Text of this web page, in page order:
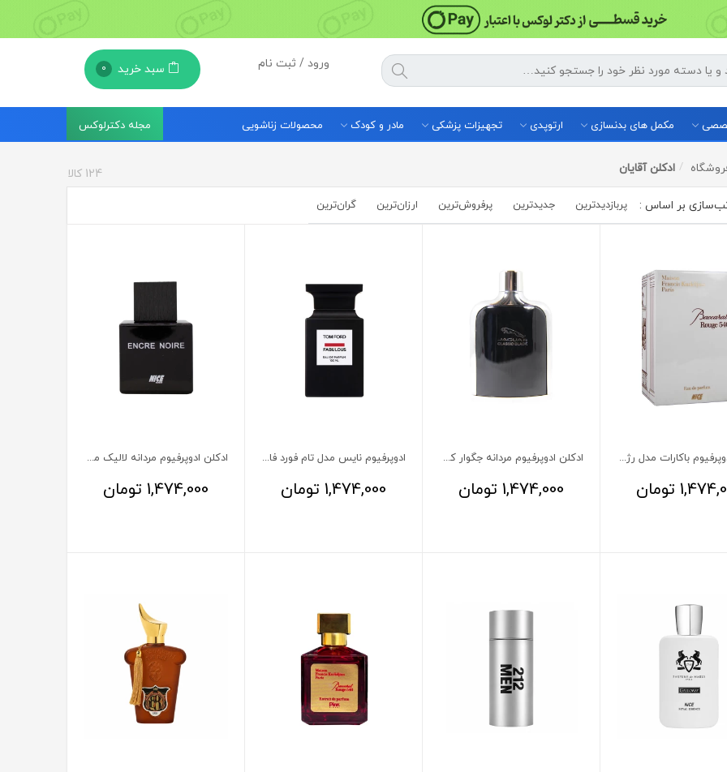
ورود / ثبت نام سبد خرید 0
مکمل های بدنسازی ارتوپدی تجهیزات پزشکی مادر و کودک محصولات زناشویی مجله دکترلوکس
ادکلن آقایان 124 کالا
پربازدیدترین جدیدترین پرفروش‌ترین‌ ارزان‌ترین گران‌ترین
ادکلن ادوپرفیوم باکارات مدل رژ نایس 100 میلی لیتر
تومان
ادکلن ادوپرفیوم مردانه جگوار کلاسیک مشکی پینک 100 میلی لیتر
1,474,000 تومان
ادوپرفیوم نایس مدل تام فورد فابولوس
1,474,000 تومان
ادکلن ادوپرفیوم مردانه لالیک مشکی انکر نویر نایس 100 میلی‌لیتر
1,474,000 تومان